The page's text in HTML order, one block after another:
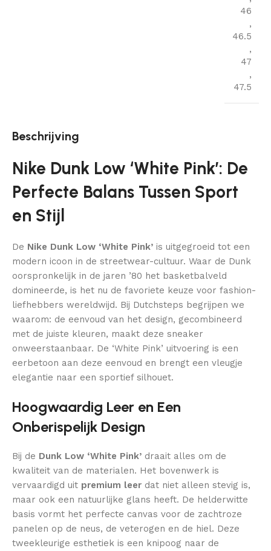
46
,
46.5
,
47
,
47.5
Beschrijving
Nike Dunk Low ‘White Pink’: De
Perfecte Balans Tussen Sport
en Stijl
De Nike Dunk Low ‘White Pink’ is uitgegroeid tot een
modern icoon in de streetwear-cultuur. Waar de Dunk
oorspronkelijk in de jaren ’80 het basketbalveld
domineerde, is het nu de favoriete keuze voor fashion-
liefhebbers wereldwijd. Bij Dutchsteps begrijpen we
waarom: de eenvoud van het design, gecombineerd
met de juiste kleuren, maakt deze sneaker
onweerstaanbaar. De ‘White Pink’ uitvoering is een
eerbetoon aan deze eenvoud en brengt een vleugje
elegantie naar een sportief silhouet.
Hoogwaardig Leer en Een
Onberispelijk Design
Bij de Dunk Low ‘White Pink’ draait alles om de
kwaliteit van de materialen. Het bovenwerk is
vervaardigd uit premium leer dat niet alleen stevig is,
maar ook een natuurlijke glans heeft. De helderwitte
basis vormt het perfecte canvas voor de zachtroze
panelen op de neus, de veterogen en de hiel. Deze
tweekleurige esthetiek is een knipoog naar de